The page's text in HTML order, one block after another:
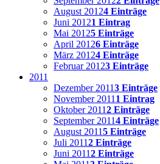
August 20124 Einträge
Juni 20121 Eintrag
Mai 20125 Einträge
April 20126 Einträge
März 20124 Einträge
Februar 20123 Einträge
2011
Dezember 20113 Einträge
November 2011 1 Eintrag
Oktober 20112 Einträge
September 20114 Einträge
August 20115 Einträge
Juli 20112 Einträge
Juni 20112 Einträge